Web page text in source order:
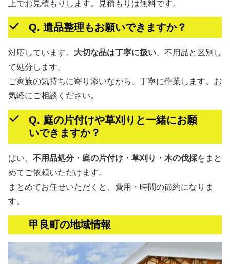
上でお見積もりします。見積もりは無料です。
Q. 遺品整理もお願いできますか？
対応しています。 大切な品は丁寧に扱い、不用品と区別し
て処分します。
ご家族の気持ちに寄り添いながら、丁寧に作業します。お
気軽にご相談ください。
Q. 庭の片付けや草刈りと一緒にお願
いできますか？
はい、 不用品処分・庭の片付け・草刈り・木の伐採をまと
めてご依頼いただけます。
まとめてお任せいただくと、費用・時間の節約になりま
す。
甲良町の地域情報